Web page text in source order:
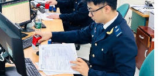
Công nghệ
Sành điệu